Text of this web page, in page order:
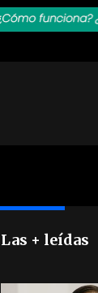
Las + leídas